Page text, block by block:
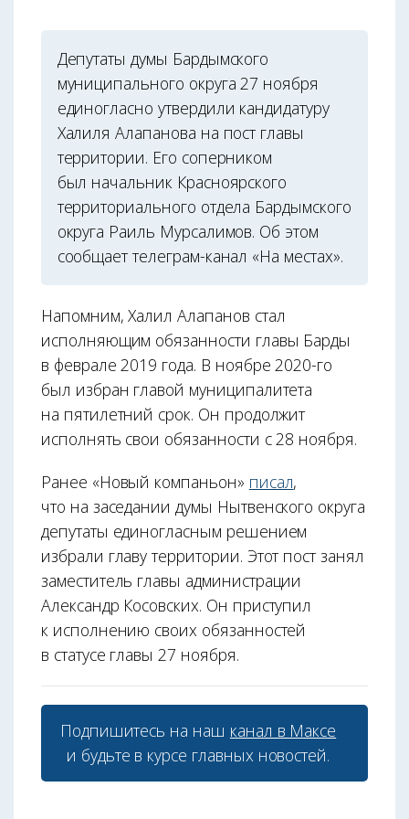
Депутаты думы Бардымского
муниципального округа 27 ноября
единогласно утвердили кандидатуру
Халиля Алапанова на пост главы
территории. Его соперником
был начальник Красноярского
территориального отдела Бардымского
округа Раиль Мурсалимов. Об этом
сообщает телеграм-канал «На местах».
Напомним, Халил Алапанов стал
исполняющим обязанности главы Барды
в феврале 2019 года. В ноябре 2020-го
был избран главой муниципалитета
на пятилетний срок. Он продолжит
исполнять свои обязанности с 28 ноября.
Ранее «Новый компаньон» писал,
что на заседании думы Нытвенского округа
депутаты единогласным решением
избрали главу территории. Этот пост занял
заместитель главы администрации
Александр Косовских. Он приступил
к исполнению своих обязанностей
в статусе главы 27 ноября.
Подпишитесь на наш канал в Максе
и будьте в курсе главных новостей.